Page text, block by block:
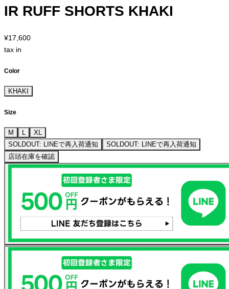
IR RUFF SHORTS KHAKI
¥17,600
tax in
Color
KHAKI
Size
M L
XL
SOLDOUT: LINEで再入荷通知
SOLDOUT: LINEで再入荷通知
店頭在庫を確認